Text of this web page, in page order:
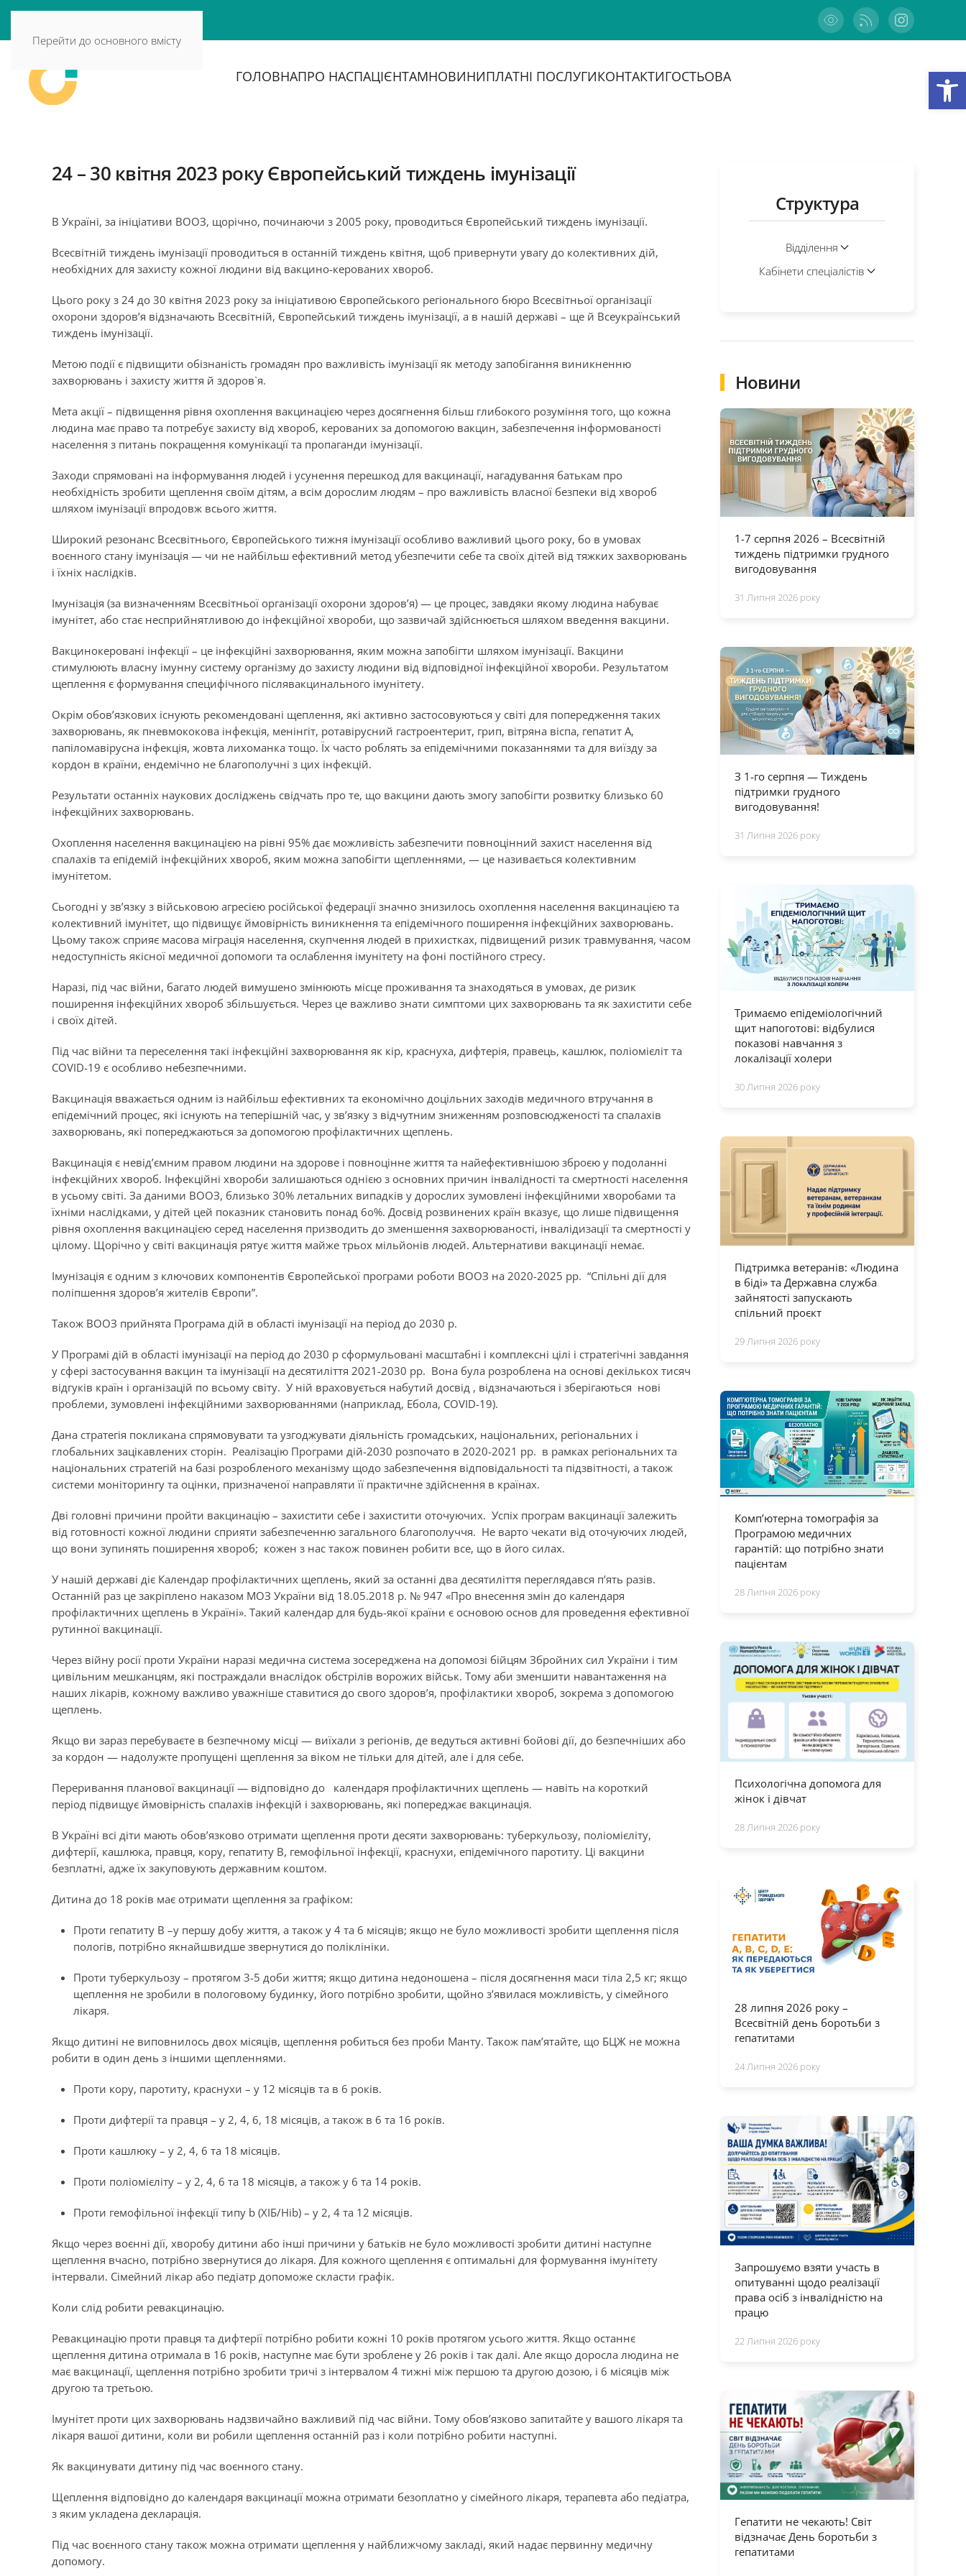
Перейти до основного вмісту
ГОЛОВНАПРО НАСПАЦІЄНТАМНОВИНИПЛАТНІ ПОСЛУГИКОНТАКТИГОСТЬОВА
24 – 30 квітня 2023 року Європейський тиждень імунізації
В Україні, за ініціативи ВООЗ, щорічно, починаючи з 2005 року, проводиться Європейський тиждень імунізації.
Всесвітній тиждень імунізації проводиться в останній тиждень квітня, щоб привернути увагу до колективних дій,
необхідних для захисту кожної людини від вакцино-керованих хвороб.
Цього року з 24 до 30 квітня 2023 року за ініціативою Європейського регіонального бюро Всесвітньої організації
охорони здоров’я відзначають Всесвітній, Європейський тиждень імунізації, а в нашій державі – ще й Всеукраїнський
тиждень імунізації.
Метою події є підвищити обізнаність громадян про важливість імунізації як методу запобігання виникненню
захворювань і захисту життя й здоров`я.
Мета акції – підвищення рівня охоплення вакцинацією через досягнення більш глибокого розуміння того, що кожна
людина має право та потребує захисту від хвороб, керованих за допомогою вакцин, забезпечення інформованості
населення з питань покращення комунікації та пропаганди імунізації.
Заходи спрямовані на інформування людей і усунення перешкод для вакцинації, нагадування батькам про
необхідність зробити щеплення своїм дітям, а всім дорослим людям – про важливість власної безпеки від хвороб
шляхом імунізації впродовж всього життя.
Широкий резонанс Всесвітнього, Європейського тижня імунізації особливо важливий цього року, бо в умовах
воєнного стану імунізація — чи не найбільш ефективний метод убезпечити себе та своїх дітей від тяжких захворювань
і їхніх наслідків.
Імунізація (за визначенням Всесвітньої організації охорони здоров’я) — це процес, завдяки якому людина набуває
імунітет, або стає несприйнятливою до інфекційної хвороби, що зазвичай здійснюється шляхом введення вакцини.
Вакцинокеровані інфекції – це інфекційні захворювання, яким можна запобігти шляхом імунізації. Вакцини
стимулюють власну імунну систему організму до захисту людини від відповідної інфекційної хвороби. Результатом
щеплення є формування специфічного післявакцинального імунітету.
Окрім обов’язкових існують рекомендовані щеплення, які активно застосовуються у світі для попередження таких
захворювань, як пневмококова інфекція, менінгіт, ротавірусний гастроентерит, грип, вітряна віспа, гепатит А,
папіломавірусна інфекція, жовта лихоманка тощо. Їх часто роблять за епідемічними показаннями та для виїзду за
кордон в країни, ендемічно не благополучні з цих інфекцій.
Результати останніх наукових досліджень свідчать про те, що вакцини дають змогу запобігти розвитку близько 60
інфекційних захворювань.
Охоплення населення вакцинацією на рівні 95% дає можливість забезпечити повноцінний захист населення від
спалахів та епідемій інфекційних хвороб, яким можна запобігти щепленнями, — це називається колективним
імунітетом.
Сьогодні у зв’язку з військовою агресією російської федерації значно знизилось охоплення населення вакцинацією та
колективний імунітет, що підвищує ймовірність виникнення та епідемічного поширення інфекційних захворювань.
Цьому також сприяє масова міграція населення, скупчення людей в прихистках, підвищений ризик травмування, часом
недоступність якісної медичної допомоги та ослаблення імунітету на фоні постійного стресу.
Наразі, під час війни, багато людей вимушено змінюють місце проживання та знаходяться в умовах, де ризик
поширення інфекційних хвороб збільшується. Через це важливо знати симптоми цих захворювань та як захистити себе
і своїх дітей.
Під час війни та переселення такі інфекційні захворювання як кір, краснуха, дифтерія, правець, кашлюк, поліомієліт та
COVID-19 є особливо небезпечними.
Вакцинація вважається одним із найбільш ефективних та економічно доцільних заходів медичного втручання в
епідемічний процес, які існують на теперішній час, у зв’язку з відчутним зниженням розповсюдженості та спалахів
захворювань, які попереджаються за допомогою профілактичних щеплень.
Вакцинація є невід’ємним правом людини на здорове і повноцінне життя та найефективнішою зброєю у подоланні
інфекційних хвороб. Інфекційні хвороби залишаються однією з основних причин інвалідності та смертності населення
в усьому світі. За даними ВООЗ, близько 30% летальних випадків у дорослих зумовлені інфекційними хворобами та
їхніми наслідками, у дітей цей показник становить понад 6о%. Досвід розвинених країн вказує, що лише підвищення
рівня охоплення вакцинацією серед населення призводить до зменшення захворюваності, інвалідизації та смертності у
цілому. Щорічно у світі вакцинація рятує життя майже трьох мільйонів людей. Альтернативи вакцинації немає.
Імунізація є одним з ключових компонентів Європейської програми роботи ВООЗ на 2020-2025 рр. “Спільні дії для
поліпшення здоров’я жителів Європи”.
Також ВООЗ прийнята Програма дій в області імунізації на період до 2030 р.
У Програмі дій в області імунізації на період до 2030 р сформульовані масштабні і комплексні цілі і стратегічні завдання
у сфері застосування вакцин та імунізації на десятиліття 2021-2030 рр. Вона була розроблена на основі декількох тисяч
відгуків країн і організацій по всьому світу. У ній враховується набутий досвід , відзначаються і зберігаються нові
проблеми, зумовлені інфекційними захворюваннями (наприклад, Ебола, COVID-19).
Дана стратегія покликана спрямовувати та узгоджувати діяльність громадських, національних, регіональних і
глобальних зацікавлених сторін. Реалізацію Програми дій-2030 розпочато в 2020-2021 рр. в рамках регіональних та
національних стратегій на базі розробленого механізму щодо забезпечення відповідальності та підзвітності, а також
системи моніторингу та оцінки, призначеної направляти її практичне здійснення в країнах.
Дві головні причини пройти вакцинацію – захистити себе і захистити оточуючих. Успіх програм вакцинації залежить
від готовності кожної людини сприяти забезпеченню загального благополуччя. Не варто чекати від оточуючих людей,
що вони зупинять поширення хвороб; кожен з нас також повинен робити все, що в його силах.
У нашій державі діє Календар профілактичних щеплень, який за останні два десятиліття переглядався п’ять разів.
Останній раз це закріплено наказом МОЗ України від 18.05.2018 р. № 947 «Про внесення змін до календаря
профілактичних щеплень в Україні». Такий календар для будь-якої країни є основою основ для проведення ефективної
рутинної вакцинації.
Через війну росії проти України наразі медична система зосереджена на допомозі бійцям Збройних сил України і тим
цивільним мешканцям, які постраждали внаслідок обстрілів ворожих військ. Тому аби зменшити навантаження на
наших лікарів, кожному важливо уважніше ставитися до свого здоров’я, профілактики хвороб, зокрема з допомогою
щеплень.
Якщо ви зараз перебуваєте в безпечному місці — виїхали з регіонів, де ведуться активні бойові дії, до безпечніших або
за кордон — надолужте пропущені щеплення за віком не тільки для дітей, але і для себе.
Переривання планової вакцинації — відповідно до календаря профілактичних щеплень — навіть на короткий
період підвищує ймовірність спалахів інфекцій і захворювань, які попереджає вакцинація.
В Україні всі діти мають обов’язково отримати щеплення проти десяти захворювань: туберкульозу, поліомієліту,
дифтерії, кашлюка, правця, кору, гепатиту В, гемофільної інфекції, краснухи, епідемічного паротиту. Ці вакцини
безплатні, адже їх закуповують державним коштом.
Дитина до 18 років має отримати щеплення за графіком:
Проти гепатиту В –у першу добу життя, а також у 4 та 6 місяців; якщо не було можливості зробити щеплення після
пологів, потрібно якнайшвидше звернутися до поліклініки.
Проти туберкульозу – протягом 3-5 доби життя; якщо дитина недоношена – після досягнення маси тіла 2,5 кг; якщо
щеплення не зробили в пологовому будинку, його потрібно зробити, щойно з’явилася можливість, у сімейного
лікаря.
Якщо дитині не виповнилось двох місяців, щеплення робиться без проби Манту. Також пам’ятайте, що БЦЖ не можна
робити в один день з іншими щепленнями.
Проти кору, паротиту, краснухи – у 12 місяців та в 6 років.
Проти дифтерії та правця – у 2, 4, 6, 18 місяців, а також в 6 та 16 років.
Проти кашлюку – у 2, 4, 6 та 18 місяців.
Проти поліомієліту – у 2, 4, 6 та 18 місяців, а також у 6 та 14 років.
Проти гемофільної інфекції типу b (ХІБ/Hib) – у 2, 4 та 12 місяців.
Якщо через воєнні дії, хворобу дитини або інші причини у батьків не було можливості зробити дитині наступне
щеплення вчасно, потрібно звернутися до лікаря. Для кожного щеплення є оптимальні для формування імунітету
інтервали. Сімейний лікар або педіатр допоможе скласти графік.
Коли слід робити ревакцинацію.
Ревакцинацію проти правця та дифтерії потрібно робити кожні 10 років протягом усього життя. Якщо останнє
щеплення дитина отримала в 16 років, наступне має бути зроблене у 26 років і так далі. Але якщо доросла людина не
має вакцинації, щеплення потрібно зробити тричі з інтервалом 4 тижні між першою та другою дозою, і 6 місяців між
другою та третьою.
Імунітет проти цих захворювань надзвичайно важливий під час війни. Тому обов’язково запитайте у вашого лікаря та
лікаря вашої дитини, коли ви робили щеплення останній раз і коли потрібно робити наступні.
Як вакцинувати дитину під час воєнного стану.
Щеплення відповідно до календаря вакцинації можна отримати безоплатно у сімейного лікаря, терапевта або педіатра,
з яким укладена декларація.
Під час воєнного стану також можна отримати щеплення у найближчому закладі, який надає первинну медичну
допомогу.
Структура
Відділення
Кабінети спеціалістів
Новини
1-7 серпня 2026 – Всесвітній
тиждень підтримки грудного
вигодовування
31 Липня 2026 року
З 1-го серпня — Тиждень
підтримки грудного
вигодовування!
31 Липня 2026 року
Тримаємо епідеміологічний
щит напоготові: відбулися
показові навчання з
локалізації холери
30 Липня 2026 року
Підтримка ветеранів: «Людина
в біді» та Державна служба
зайнятості запускають
спільний проєкт
29 Липня 2026 року
Комп’ютерна томографія за
Програмою медичних
гарантій: що потрібно знати
пацієнтам
28 Липня 2026 року
Психологічна допомога для
жінок і дівчат
28 Липня 2026 року
28 липня 2026 року –
Всесвітній день боротьби з
гепатитами
24 Липня 2026 року
Запрошуємо взяти участь в
опитуванні щодо реалізації
права осіб з інвалідністю на
працю
22 Липня 2026 року
Гепатити не чекають! Світ
відзначає День боротьби з
гепатитами